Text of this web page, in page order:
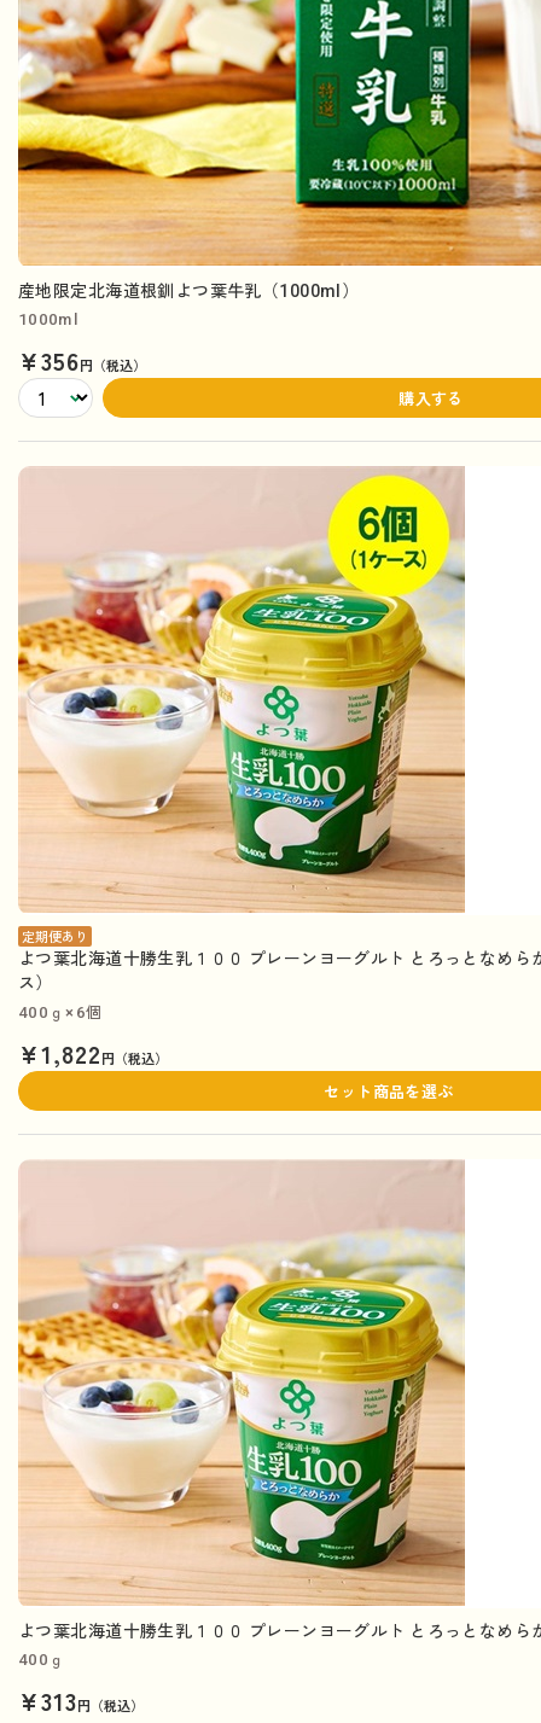
産地限定北海道根釧よつ葉牛乳（1000ml）
1000ml
¥356円（税込）
購入する
定期便あり
よつ葉北海道十勝生乳１００ プレーンヨーグルト とろっとなめ
ス）
400ｇ×6個
¥1,822円（税込）
セット商品を選ぶ
よつ葉北海道十勝生乳１００ プレーンヨーグルト とろっとなめら
400ｇ
¥313円（税込）